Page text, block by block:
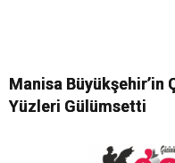
Manisa Büyükşehir’in
Yüzleri Gülümsetti